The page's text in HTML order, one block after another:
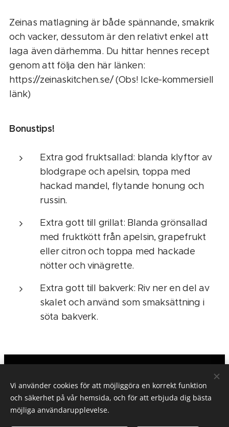
Zeinas matlagning är både spännande, smakrik
och vacker, dessutom är den relativt enkel att
laga även därhemma. Du hittar hennes recept
genom att följa den här länken:
https://zeinaskitchen.se/ (Obs! Icke-kommersiell
länk)
Bonustips!
Extra god fruktsallad: blanda klyftor av
blodgrape och apelsin, toppa med
hackad mandel, flytande honung och
russin.
Extra gott till grillat: Blanda grönsallad
med fruktkött från apelsin, grapefrukt
eller citron och toppa med hackade
nötter och vinägrette.
Extra gott till bakverk: Riv ner en del av
skalet och använd som smaksättning i
söta bakverk.
Om testguide.se/Integritetspolicy
Alla rättigheter reserverade.
Vi använder cookies för att möjliggöra en korrekt funktion
och säkerhet på vår hemsida, och för att erbjuda dig bästa
möjliga användarupplevelse.